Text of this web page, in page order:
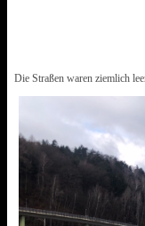
Die Straßen waren ziemlich